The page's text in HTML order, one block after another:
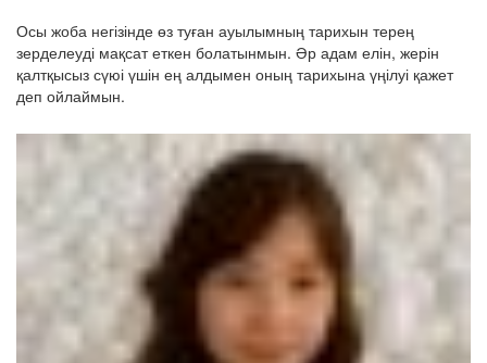
Осы жоба негізінде өз туған ауылымның тарихын терең
зерделеуді мақсат еткен болатынмын. Әр адам елін, жерін
қалтқысыз сүюі үшін ең алдымен оның тарихына үңілуі қажет
деп ойлаймын.